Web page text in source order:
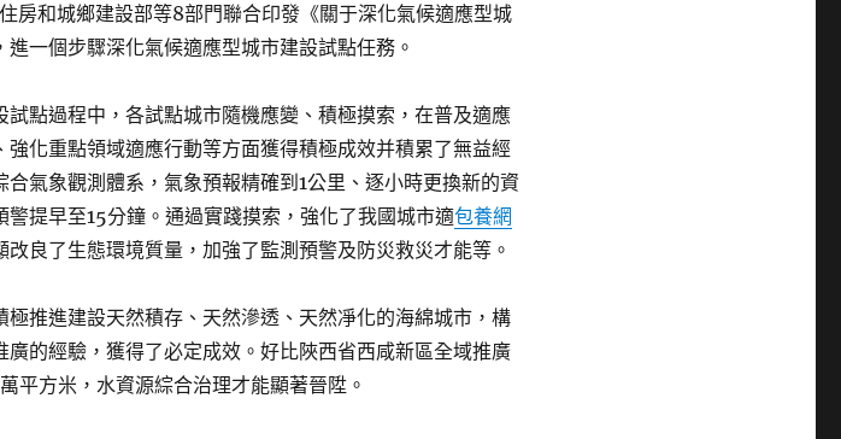
房和城鄉建設部等8部門聯合印發《關于深化氣候適應型城
一個步驟深化氣候適應型城市建設試點任務。
試點過程中，各試點城市隨機應變、積極摸索，在普及適應
強化重點領域適應行動等方面獲得積極成效并積累了無益經
合氣象觀測體系，氣象預報精確到1公里、逐小時更換新的資
警提早至15分鐘。通過實踐摸索，強化了我國城市適包養網
改良了生態環境質量，加強了監測預警及防災救災才能等。
極推進建設天然積存、天然滲透、天然凈化的海綿城市，構
廣的經驗，獲得了必定成效。好比陜西省西咸新區全域推廣
平方米，水資源綜合治理才能顯著晉陞。